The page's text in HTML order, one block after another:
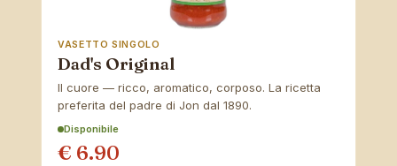
VASETTO SINGOLO
Dad's Original
Il cuore — ricco, aromatico, corposo. La ricetta
preferita del padre di Jon dal 1890.
Disponibile
€ 6.90